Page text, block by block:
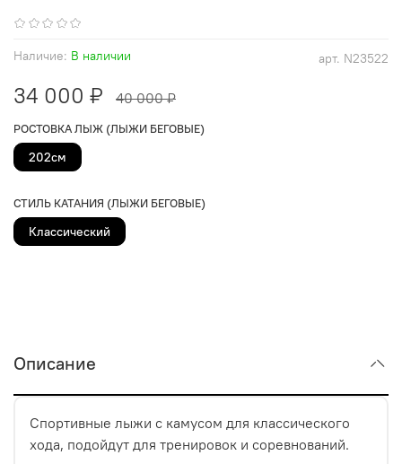
арт. N23522
Наличие: В наличии
34 000 ₽ 40 000 ₽
РОСТОВКА ЛЫЖ (ЛЫЖИ БЕГОВЫЕ)
202см
СТИЛЬ КАТАНИЯ (ЛЫЖИ БЕГОВЫЕ)
Классический
Описание
Спортивные лыжи с камусом для классического
хода, подойдут для тренировок и соревнований.